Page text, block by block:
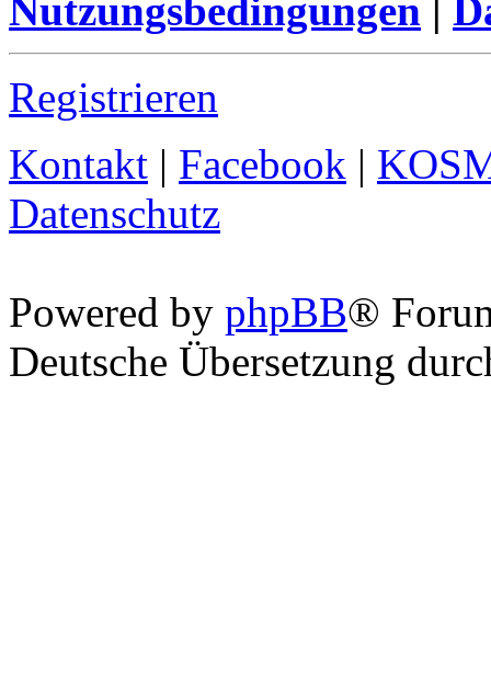
Nutzungsbedingungen |
Registrieren
Kontakt | Facebook |
Datenschutz
Powered by phpBB®
Deutsche Übersetzung